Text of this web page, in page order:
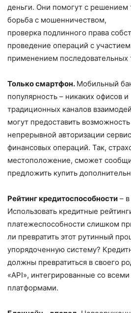
деньги. Они помогут с решением
борьба с мошенничеством,
проверка подлинного права
проведение операций с
применением последовательных
Только смартфон. Мобильный
популярность – никаких офисов и
традиционных каналов
могут предоставить возможность
непрерывной авторизации
финансовых операций. Так,
местоположение, сможет
предложить купить
Рейтинг кредитоспособности –
Использовать кредитные
платежеспособности слишком
ли превратить этот рутинный
упорядоченную систему?
должны превратиться в своего
«API», интегрированные со
платформами.